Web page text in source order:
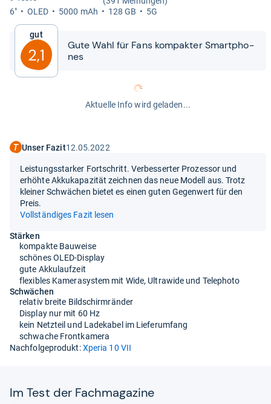
6"
OLED 5000 mAh 128 GB 5G
Gut
2,1
Gute Wahl für Fans kom­pak­ter Smart­pho­
nes
Aktuelle Info wird geladen...
Unser Fazit12.05.2022
Leistungsstarker Fortschritt. Verbesserter Prozessor und
erhöhte Akkukapazität zeichnen das neue Modell aus. Trotz
kleiner Schwächen bietet es einen guten Gegenwert für den
Preis.
Vollständiges Fazit lesen
Stärken
kompakte Bauweise
schönes OLED-Display
gute Akkulaufzeit
flexibles Kamerasystem mit Wide, Ultrawide und Telephoto
Schwächen
relativ breite Bildschirmränder
Display nur mit 60 Hz
kein Netzteil und Ladekabel im Lieferumfang
schwache Frontkamera
Nachfolgeprodukt:Xperia 10 VII
Im Test der Fach­ma­ga­zine